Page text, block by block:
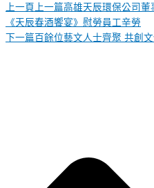
上一頁 上一篇高雄天辰環保公司
《天辰春酒饗宴》慰勞員工辛勞
下一篇百餘位藝文人士齊聚 共創